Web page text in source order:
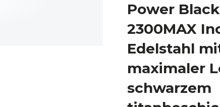
Power
2300MAX
Edelstahl
maximaler
schwarzem